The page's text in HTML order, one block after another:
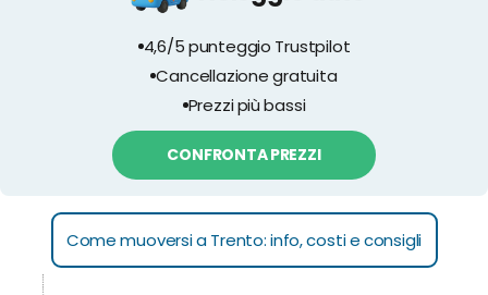
4,6/5 punteggio Trustpilot
Cancellazione gratuita
Prezzi più bassi
CONFRONTA PREZZI
Come muoversi a Trento: info, costi e consigli